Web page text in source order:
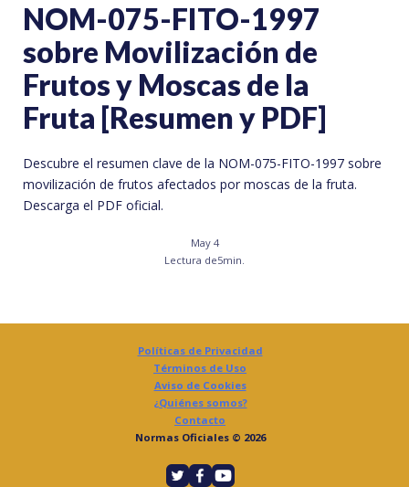
NOM-075-FITO-1997
sobre Movilización de
Frutos y Moscas de la
Fruta [Resumen y PDF]
Descubre el resumen clave de la NOM-075-FITO-1997 sobre
movilización de frutos afectados por moscas de la fruta.
Descarga el PDF oficial.
May 4
Lectura de5min.
Políticas de Privacidad
Términos de Uso
Aviso de Cookies
¿Quiénes somos?
Contacto
Normas Oficiales © 2026